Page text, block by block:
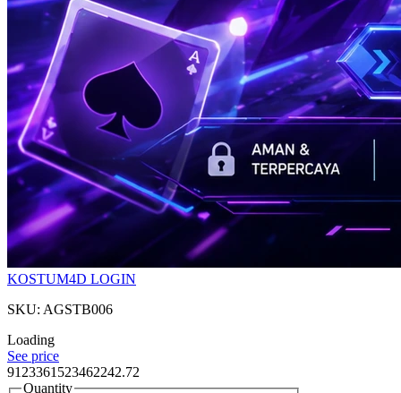
KOSTUM4D LOGIN
SKU: AGSTB006
Loading
See price
9123361523462242.72
Quantity